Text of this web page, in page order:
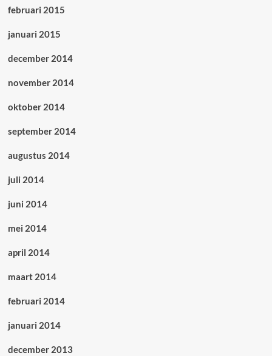
februari 2015
januari 2015
december 2014
november 2014
oktober 2014
september 2014
augustus 2014
juli 2014
juni 2014
mei 2014
april 2014
maart 2014
februari 2014
januari 2014
december 2013